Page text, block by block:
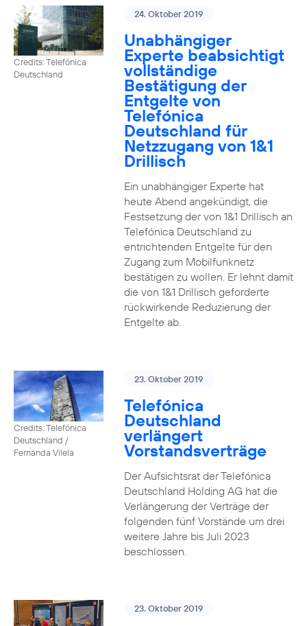
Credits: Telefónica
Deutschland
24. Oktober 2019
Unabhängiger
Experte beabsichtigt
vollständige
Bestätigung der
Entgelte von
Telefónica
Deutschland für
Netzzugang von 1&1
Drillisch
Ein unabhängiger Experte hat
heute Abend angekündigt, die
Festsetzung der von 1&1 Drillisch an
Telefónica Deutschland zu
entrichtenden Entgelte für den
Zugang zum Mobilfunknetz
bestätigen zu wollen. Er lehnt damit
die von 1&1 Drillisch geforderte
rückwirkende Reduzierung der
Entgelte ab.
Credits: Telefónica
Deutschland /
Fernanda Vilela
23. Oktober 2019
Telefónica
Deutschland
verlängert
Vorstandsverträge
Der Aufsichtsrat der Telefónica
Deutschland Holding AG hat die
Verlängerung der Verträge der
folgenden fünf Vorstände um drei
weitere Jahre bis Juli 2023
beschlossen.
23. Oktober 2019